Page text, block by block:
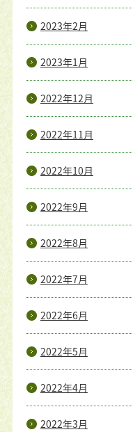
2023年2月
2023年1月
2022年12月
2022年11月
2022年10月
2022年9月
2022年8月
2022年7月
2022年6月
2022年5月
2022年4月
2022年3月